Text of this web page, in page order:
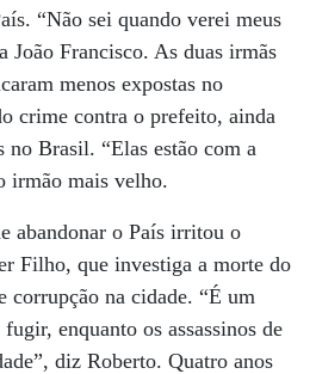
“Não sei quando verei meus
João Francisco. As duas irmãs
menos expostas no
crime contra o prefeito, ainda
no Brasil. “Elas estão com a
irmão mais velho.
abandonar o País irritou o
Filho, que investiga a morte do
corrupção na cidade. “É um
enquanto os assassinos de
diz Roberto. Quatro anos